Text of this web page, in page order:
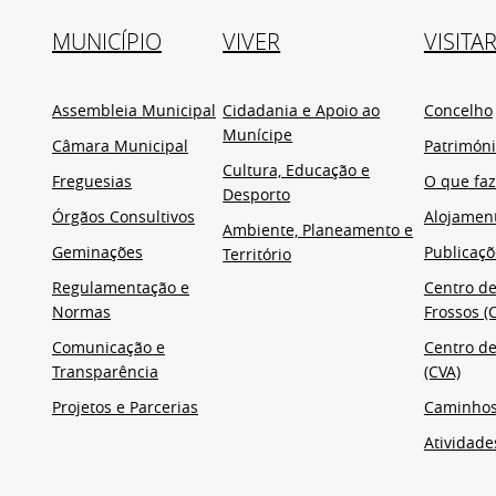
MUNICÍPIO
Assembleia Municipal
Câmara Municipal
Freguesias
Órgãos Consultivos
Geminações
Regulamentação e
Normas
Comunicação e
Transparência
Projetos e Parcerias
VIVER
Cidadania e Apoio ao
Munícipe
Cultura, Educação e
Desporto
Ambiente, Planeamento e
Território
VISITAR
Concelho
O que
Centro
Frossos
Centro
(CVA)
Caminhos